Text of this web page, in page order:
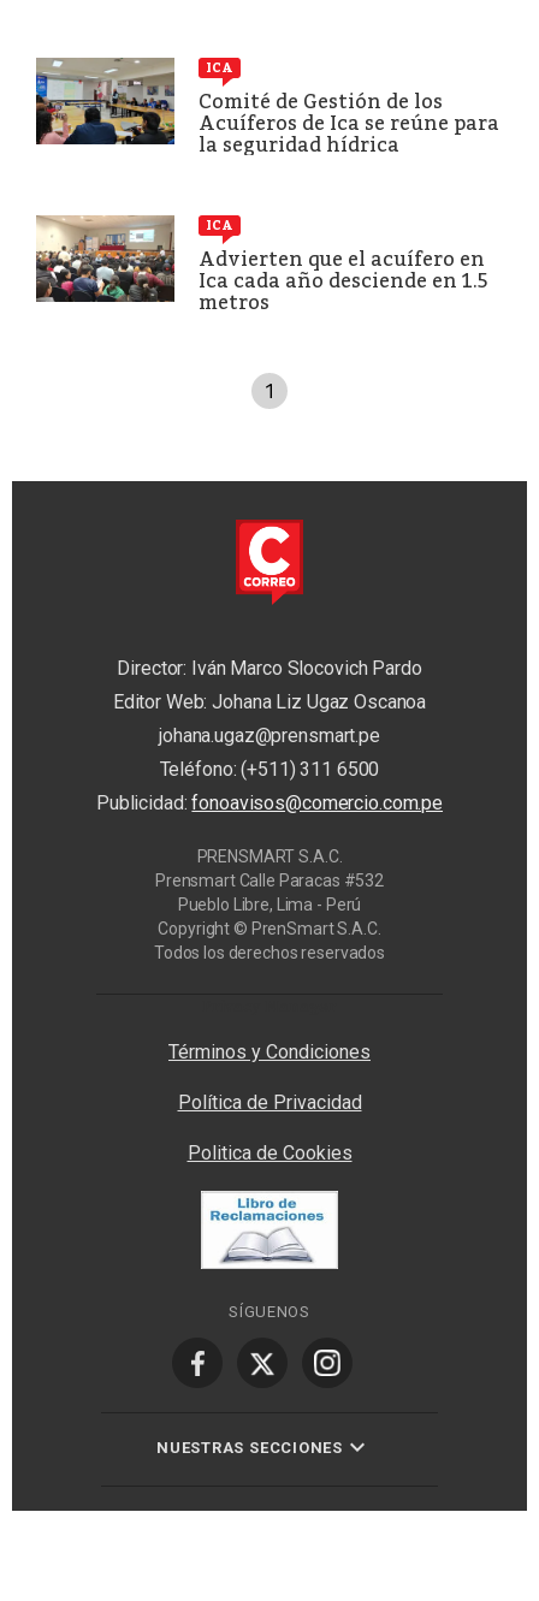
ICA
Comité de Gestión de los
Acuíferos de Ica se reúne para
la seguridad hídrica
ICA
Advierten que el acuífero en
Ica cada año desciende en 1.5
metros
1
Director: Iván Marco Slocovich Pardo
Editor Web: Johana Liz Ugaz Oscanoa
johana.ugaz@prensmart.pe
Teléfono: (+511) 311 6500
Publicidad:fonoavisos@comercio.com.pe
PRENSMART S.A.C.
Prensmart Calle Paracas #532
Pueblo Libre, Lima - Perú
Copyright © PrenSmart S.A.C.
Todos los derechos reservados
Términos y Condiciones
Política de Privacidad
Politica de Cookies
SÍGUENOS
NUESTRAS SECCIONES